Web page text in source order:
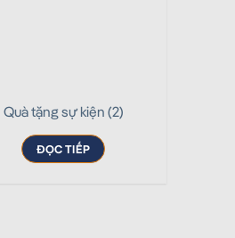
Quà tặng sự kiện (2)
ĐỌC TIẾP